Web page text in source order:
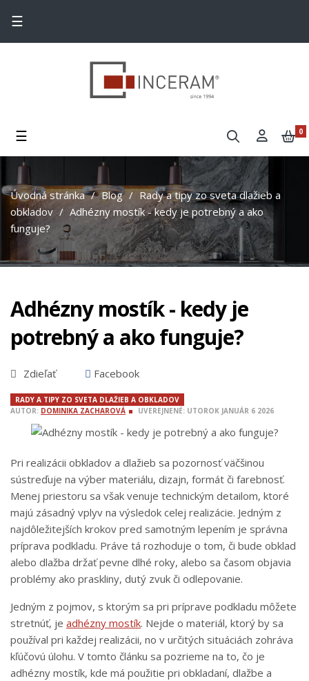
Toggle navigation
☰
Toggle navigation
☰ 0
Úvodná stránka Blog
Rady a tipy zo sveta dlažieb a
obkladov
Adhézny mostík - kedy je potrebný a ako
funguje?
Adhézny mostík - kedy je
potrebný a ako funguje?
Zdieľať Facebook
AUTOR: DOMINIKA ZACHAROVÁ
RADY A TIPY ZO SVETA DLAŽIEB A OBKLADOV
UVEREJNENÉ: UTOROK JANUÁR 6 2026
Pri realizácii obkladov a dlažieb sa pozornosť väčšinou
sústreďuje na výber materiálu, dizajn, formát či farebnosť.
Menej priestoru sa však venuje technickým detailom, ktoré
majú zásadný vplyv na výsledok celej realizácie. Jedným z
najdôležitejších krokov pred samotným lepením je správna
príprava podkladu. Práve tá rozhoduje o tom, či bude obklad
alebo dlažba držať pevne dlhé roky, alebo sa časom objavia
problémy ako praskliny, dutý zvuk či odlepovanie.
Jedným z pojmov, s ktorým sa pri príprave podkladu môžete
stretnúť, je adhézny mostík. Nejde o materiál, ktorý by sa
používal pri každej realizácii, no v určitých situáciách zohráva
kľúčovú úlohu. V tomto článku sa pozrieme na to, čo je
adhézny mostík, kde má použitie pri obkladaní, dlažbe a